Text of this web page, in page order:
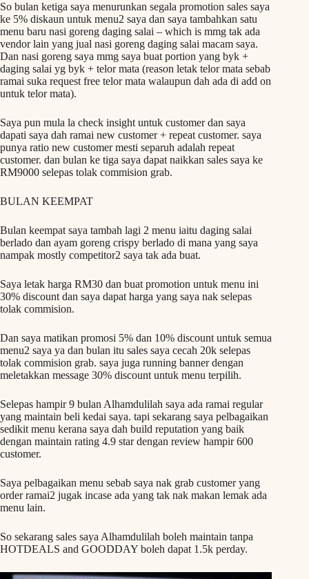
So bulan ketiga saya menurunkan segala promotion sales saya
ke 5% diskaun untuk menu2 saya dan saya tambahkan satu
menu baru nasi goreng daging salai – which is mmg tak ada
vendor lain yang jual nasi goreng daging salai macam saya.
Dan nasi goreng saya mmg saya buat portion yang byk +
daging salai yg byk + telor mata (reason letak telor mata sebab
ramai suka request free telor mata walaupun dah ada di add on
untuk telor mata).
Saya pun mula la check insight untuk customer dan saya
dapati saya dah ramai new customer + repeat customer. saya
punya ratio new customer mesti separuh adalah repeat
customer. dan bulan ke tiga saya dapat naikkan sales saya ke
RM9000 selepas tolak commision grab.
BULAN KEEMPAT
Bulan keempat saya tambah lagi 2 menu iaitu daging salai
berlado dan ayam goreng crispy berlado di mana yang saya
nampak mostly competitor2 saya tak ada buat.
Saya letak harga RM30 dan buat promotion untuk menu ini
30% discount dan saya dapat harga yang saya nak selepas
tolak commision.
Dan saya matikan promosi 5% dan 10% discount untuk semua
menu2 saya ya dan bulan itu sales saya cecah 20k selepas
tolak commision grab. saya juga running banner dengan
meletakkan message 30% discount untuk menu terpilih.
Selepas hampir 9 bulan Alhamdulilah saya ada ramai regular
yang maintain beli kedai saya. tapi sekarang saya pelbagaikan
sedikit menu kerana saya dah build reputation yang baik
dengan maintain rating 4.9 star dengan review hampir 600
customer.
Saya pelbagaikan menu sebab saya nak grab customer yang
order ramai2 jugak incase ada yang tak nak makan lemak ada
menu lain.
So sekarang sales saya Alhamdulilah boleh maintain tanpa
HOTDEALS and GOODDAY boleh dapat 1.5k perday.